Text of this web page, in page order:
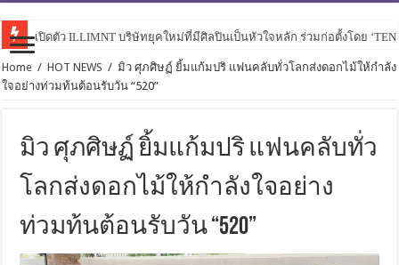
เปิดตัว ILLIMNT บริษัทยุคใหม่ที่มีศิลปินเป็นหัวใจหลัก ร่วมก่อตั้งโดย
Home / HOT NEWS / มิว ศุภศิษฏ์ ยิ้มแก้มปริ แฟนคลับทั่วโลกส่งดอกไม้ให้กำลัง
ใจอย่างท่วมท้นต้อนรับวัน “520”
มิว ศุภศิษฏ์ ยิ้มแก้มปริ แฟนคลับทั่ว
โลกส่งดอกไม้ให้กำลังใจอย่าง
ท่วมท้นต้อนรับวัน “520”